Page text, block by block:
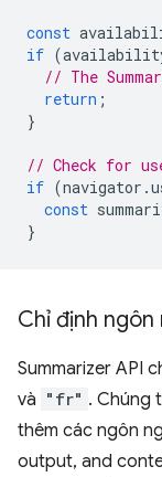
const
if (
// The
return ;
}
// Check for
if (navigator .
const
}
Chỉ định ngôn
Summarizer API
và "fr" . Chúng
thêm các ngôn
output, and